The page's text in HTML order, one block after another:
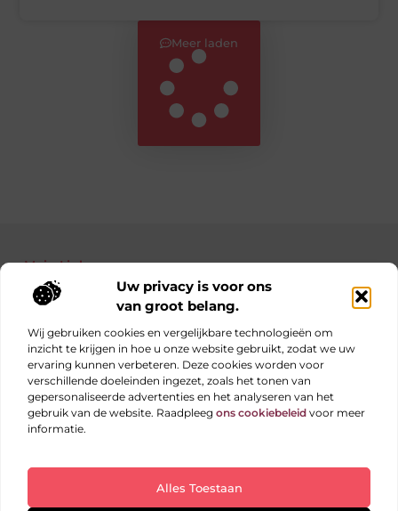
Uw privacy is voor ons
van groot belang.
Wij gebruiken cookies en vergelijkbare technologieën om
inzicht te krijgen in hoe u onze website gebruikt, zodat we uw
ervaring kunnen verbeteren. Deze cookies worden voor
verschillende doeleinden ingezet, zoals het tonen van
gepersonaliseerde advertenties en het analyseren van het
gebruik van de website. Raadpleeg ons cookiebeleid voor meer
informatie.
Alles Toestaan
Meer laden
Main Links
Bekende Nederlanders
Elke dag iets nieuws op obs-beukenlaan.nl
Blogs vol inspiratie, inzichten en tips voor jouw dagelijks
leven.